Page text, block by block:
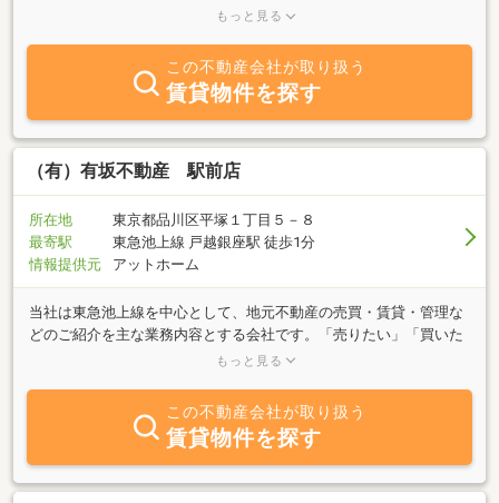
川エリアに特化することで、移り変わりが激しい東京の賃貸物件を
ある呼び」は一切やりません！「おとり広告」とは？・・・実際に
は紹介できない物件を掲載する事。 「ある呼び」とは？・・・・す
でに申込みが入っているのに「ある」と言って、来店を促す事。
もっと見る
この不動産会社が取り扱う
賃貸物件を探す
（有）有坂不動産 駅前店
所在地
東京都品川区平塚１丁目５－８
最寄駅
東急池上線 戸越銀座駅 徒歩1分
情報提供元
アットホーム
当社は東急池上線を中心として、地元不動産の売買・賃貸・管理な
どのご紹介を主な業務内容とする会社です。「売りたい」「買いた
い」「借りたい」ご希望の方、不動産に関する質問は何でもお気軽
ディーな対応を心掛けております。特に品川区・目黒区・港区エリ
アはぜひ、当社へご相談ください。
もっと見る
この不動産会社が取り扱う
賃貸物件を探す